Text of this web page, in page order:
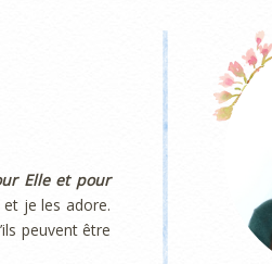
Elle et pour
je les adore.
peuvent être